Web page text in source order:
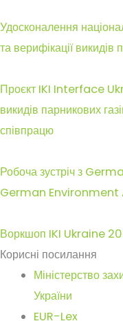
Удосконалення
та верифікації викидів
Проєкт IKI Interface
викидів парникових
співпрацю
Робоча зустріч з
German Environment
Воркшоп IKI Ukraine
Корисні посилання
Міністерство
України
EUR-Lex